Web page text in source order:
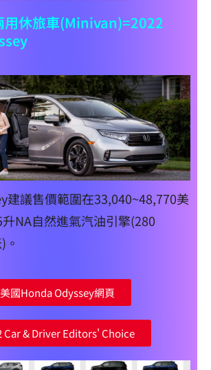
用休旅車(Minivan)=2022
建議售價範圍在33,040~48,770美
NA自然進氣汽油引擎(280
美國Honda Odyssey網頁
Car & Driver Editors' Choice